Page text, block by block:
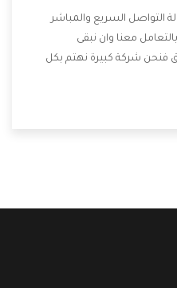
التواصل السريع والمباشر
معنا وان نبقى
فنحن شركة كبيرة نهتم بكل
التى تكون من أهم